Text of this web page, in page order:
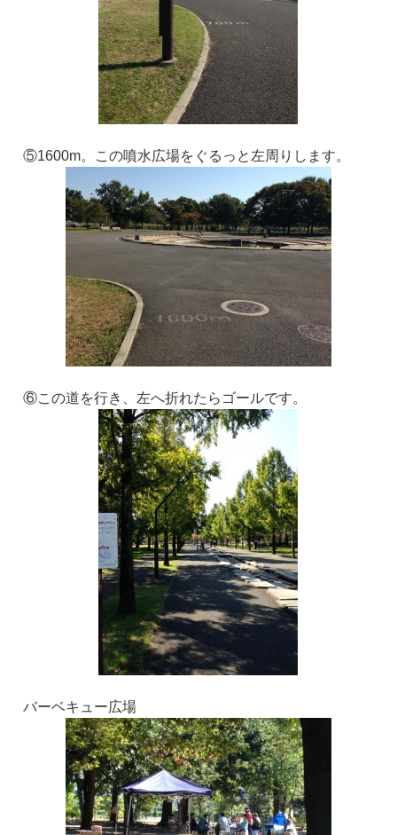
⑤1600m。この噴水広場をぐるっと左周りします。
⑥この道を行き、左へ折れたらゴールです。
バーベキュー広場